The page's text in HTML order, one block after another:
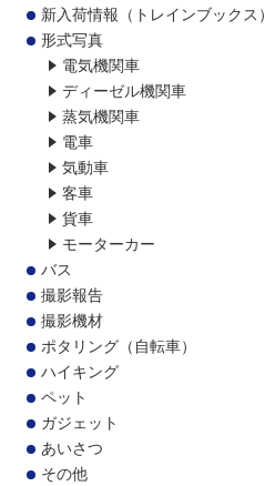
新入荷情報（トレインブックス）
形式写真
電気機関車
ディーゼル機関車
蒸気機関車
電車
気動車
客車
貨車
モーターカー
バス
撮影報告
撮影機材
ポタリング（自転車）
ハイキング
ペット
ガジェット
あいさつ
その他